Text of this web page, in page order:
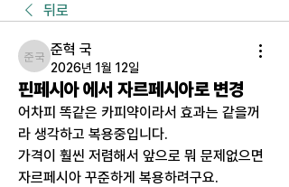
뒤로
준혁 국
준혁 국
2026년 1월 12일
핀페시아 에서 자르페시아로 변경
어차피 똑같은 카피약이라서 효과는 같을꺼
라 생각하고 복용중입니다.
가격이 훨씬 저렴해서 앞으로 뭐 문제없으면
자르페시아 꾸준하게 복용하려구요.